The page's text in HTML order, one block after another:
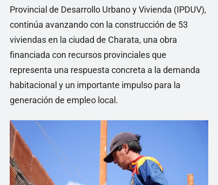
Provincial de Desarrollo Urbano y Vivienda (IPDUV),
continúa avanzando con la construcción de 53
viviendas en la ciudad de Charata, una obra
financiada con recursos provinciales que
representa una respuesta concreta a la demanda
habitacional y un importante impulso para la
generación de empleo local.